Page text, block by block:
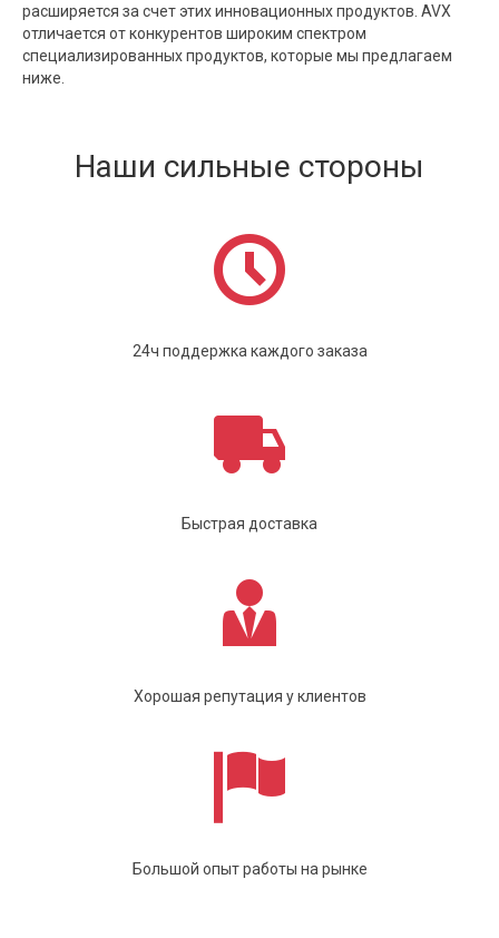
расширяется за счет этих инновационных продуктов. AVX
отличается от конкурентов широким спектром
специализированных продуктов, которые мы предлагаем
ниже.
Наши сильные стороны
24ч поддержка каждого заказа
Быстрая доставка
Хорошая репутация у клиентов
Большой опыт работы на рынке